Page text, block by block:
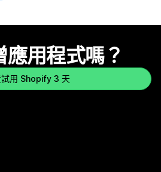
用程式嗎？
試用 Shopify 3 天